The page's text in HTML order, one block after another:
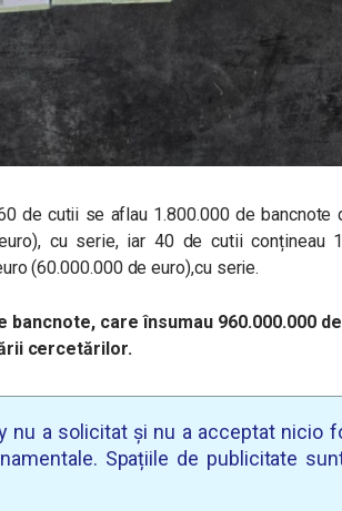
de cutii se aflau 1.800.000 de bancnote
cu serie, iar 40 de cutii conțineau
(60.000.000 de euro),cu serie.
bancnote, care însumau 960.000.000
cercetărilor.
nu a solicitat și nu a acceptat nicio
Spațiile de publicitate